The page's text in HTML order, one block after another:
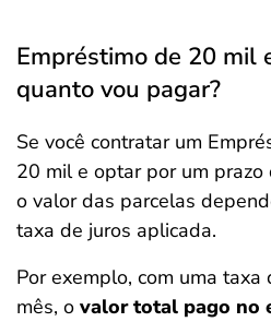
Empréstimo de 20 mil
quanto vou pagar?
Se você contratar um
20 mil e optar por um
o valor das parcelas
taxa de juros aplicada.
Por exemplo, com uma
mês, o valor total pago no